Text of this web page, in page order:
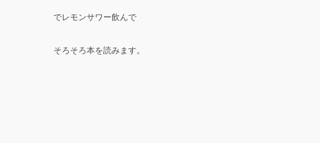
でレモンサワー飲んで
そろそろ本を読みます。